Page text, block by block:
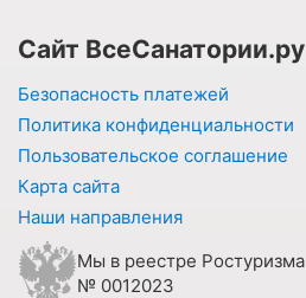
Сайт ВсеСанатории.ру
Безопасность платежей
Политика конфиденциальности
Пользовательское соглашение
Карта сайта
Наши направления
Мы в реестре Ростуризма
№ 0012023